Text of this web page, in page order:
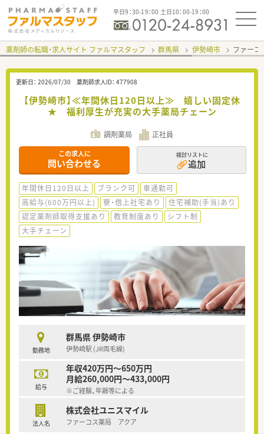
平日9：30-19：00 土日10：00-19：00
薬剤師の転職・求人サイト ファルマスタッフ 群馬県 伊勢崎市 ファー
更新日： 2026/07/30 薬剤師求人ID： 477908
【伊勢崎市】≪年間休日120日以上≫ 嬉しい固定休
★ 福利厚生が充実の大手薬局チェーン
調剤薬局 正社員
この求人に
問い合わせる
検討リストに
追加
年間休日120日以上 ブランク可
車通勤可
高給与(600万円以上)
寮・借上社宅あり
住宅補助(手当)あり
認定薬剤師取得支援あり
教育制度あり
シフト制
大手チェーン
勤務地
群馬県 伊勢崎市
伊勢崎駅 (JR両毛線)
給与
年収420万円～650万円
月給260,000円～433,000円
※ご経験、年齢等による
法人名
株式会社ユニスマイル
ファーコス薬局 アクア